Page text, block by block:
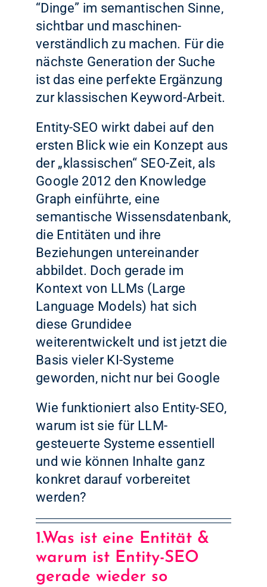
“Dinge” im semantischen Sinne,
sichtbar und maschinen-
verständlich zu machen. Für die
nächste Generation der Suche
ist das eine perfekte Ergänzung
zur klassischen Keyword-Arbeit.
Entity-SEO wirkt dabei auf den
ersten Blick wie ein Konzept aus
der „klassischen“ SEO-Zeit, als
Google 2012 den Knowledge
Graph einführte, eine
semantische Wissensdatenbank,
die Entitäten und ihre
Beziehungen untereinander
abbildet. Doch gerade im
Kontext von LLMs (Large
Language Models) hat sich
diese Grundidee
weiterentwickelt und ist jetzt die
Basis vieler KI-Systeme
geworden, nicht nur bei Google
Wie funktioniert also Entity-SEO,
warum ist sie für LLM-
gesteuerte Systeme essentiell
und wie können Inhalte ganz
konkret darauf vorbereitet
werden?
1.Was ist eine Entität &
warum ist Entity-SEO
gerade wieder so